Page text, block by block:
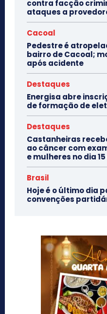
contra facção
ataques a
Cacoal
Pedestre é
bairro de Cacoal;
após acidente
Destaques
Energisa abre
de formação de
Destaques
Castanheiras
ao câncer com
e mulheres no dia
Brasil
Hoje é o último dia
convenções